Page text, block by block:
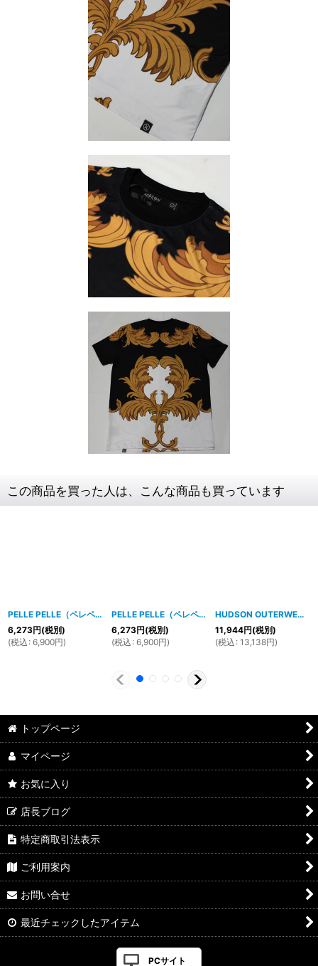
この商品を買った人は、こんな商品も買っています
PELLE PELLE（ペレペレ)DRIP Tシャツ (ブラック) PP3055 [2004hp10]
6,273円(税別)
(税込 : 6,900円)
PELLE PELLE（ペレペレ)VINTAGE SPORT Tシャツ (ホワイト) PP3012
6,273円(税別)
(税込 : 6,900円)
HUDSON OUTERWEAR(ハドソン・アウターウェア）ROBBERY Tシャツ（ブラック）
11,944円(税別)
(税込 : 13,138円)
トップページ
マイページ
お気に入り
店長ブログ
特定商取引法表示
ご利用案内
お問い合せ
最近チェックしたアイテム
PCサイト